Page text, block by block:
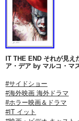
IT THE END それが見
ア・デア by マルコ・
#サイドショー
#海外映画 海外ドラマ
#ホラー映画＆ドラマ
#IT イット